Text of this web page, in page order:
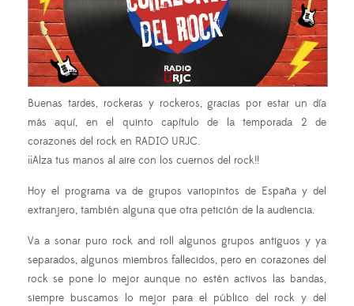
Buenas tardes, rockeras y rockeros, gracias por estar un día
más aquí, en el quinto capítulo de la temporada 2 de
corazones del rock en RADIO URJC.
¡¡Alza tus manos al aire con los cuernos del rock!!
Hoy el programa va de grupos variopintos de España y del
extranjero, también alguna que otra petición de la audiencia.
Va a sonar puro rock and roll algunos grupos antiguos y ya
separados, algunos miembros fallecidos, pero en corazones del
rock se pone lo mejor aunque no estén activos las bandas,
siempre buscamos lo mejor para el público del rock y del